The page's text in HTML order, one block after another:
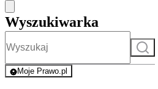
Wyszukiwarka
Szukaj
Moje Prawo.pl
- rejestracja i logowanie do serwisu